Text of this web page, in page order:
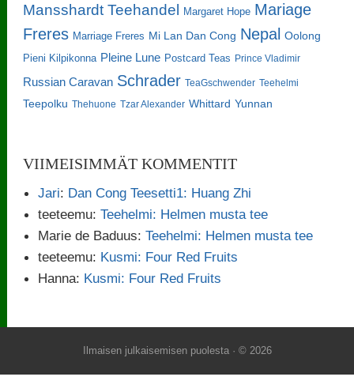
Mansshardt Teehandel Margaret Hope Mariage
Freres Marriage Freres Mi Lan Dan Cong Nepal Oolong
Pieni Kilpikonna Pleine Lune Postcard Teas Prince Vladimir
Russian Caravan Schrader TeaGschwender Teehelmi
Teepolku Thehuone Tzar Alexander Whittard Yunnan
VIIMEISIMMÄT KOMMENTIT
Jari: Dan Cong Teesetti1: Huang Zhi
teeteemu:Teehelmi: Helmen musta tee
Marie de Baduus:Teehelmi: Helmen musta tee
teeteemu: Kusmi: Four Red Fruits
Hanna: Kusmi: Four Red Fruits
Ilmaisen julkaisemisen puolesta · © 2026